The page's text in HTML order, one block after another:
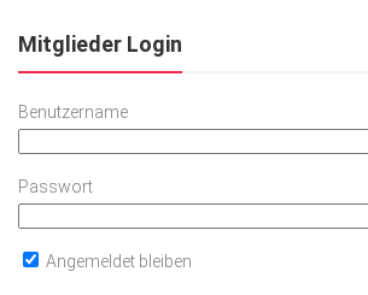
Mitglieder Login
Benutzername
Passwort
Angemeldet bleiben